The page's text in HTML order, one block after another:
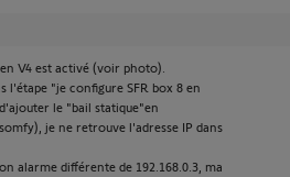
V4 est activé (voir photo).
l'étape "je configure SFR box 8 en
le "bail statique"en
je ne retrouve l'adresse IP dans
alarme différente de 192.168.0.3, ma